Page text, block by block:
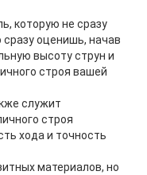
которую не сразу
сразу оценишь, начав
высоту струн и
строя вашей
служит
строя
хода и точность
материалов, но